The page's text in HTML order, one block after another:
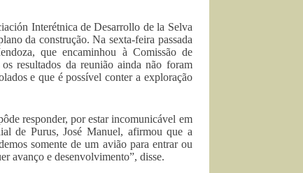
Interétnica de Desarrollo de la Selva
da construção. Na sexta-feira passada
que encaminhou à Comissão de
resultados da reunião ainda não foram
e que é possível conter a exploração
responder, por estar incomunicável em
de Purus, José Manuel, afirmou que a
somente de um avião para entrar ou
avanço e desenvolvimento”, disse.